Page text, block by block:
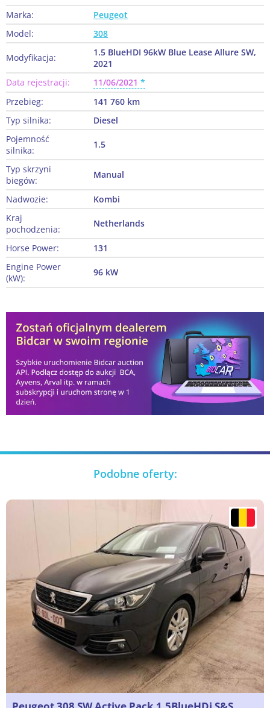
Marka:
Peugeot
Model:
308
Modyfikacja:
1.5 BlueHDI 96kW Blue Lease Allure SW,
2021
Data rejestracji:
11/06/2021
Przebieg:
141 760 km
Typ silnika:
Diesel
Pojemność
silnika:
1.5
Typ skrzyni
biegów:
Manual
Nadwozie:
Kombi
Kraj
pochodzenia:
Netherlands
Horse Power:
131
Engine Power
(kW):
96 kW
Podobne oferty: